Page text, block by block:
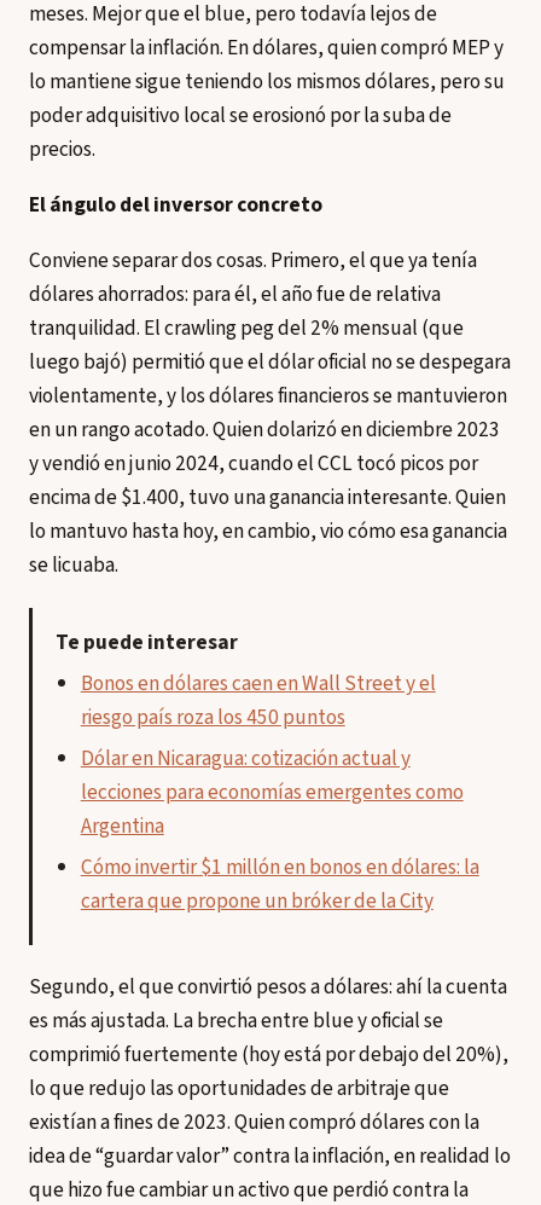
meses. Mejor que el blue, pero todavía lejos de
compensar la inflación. En dólares, quien compró MEP y
lo mantiene sigue teniendo los mismos dólares, pero su
poder adquisitivo local se erosionó por la suba de
precios.
El ángulo del inversor concreto
Conviene separar dos cosas. Primero, el que ya tenía
dólares ahorrados: para él, el año fue de relativa
tranquilidad. El crawling peg del 2% mensual (que
luego bajó) permitió que el dólar oficial no se despegara
violentamente, y los dólares financieros se mantuvieron
en un rango acotado. Quien dolarizó en diciembre 2023
y vendió en junio 2024, cuando el CCL tocó picos por
encima de $1.400, tuvo una ganancia interesante. Quien
lo mantuvo hasta hoy, en cambio, vio cómo esa ganancia
se licuaba.
Te puede interesar
Bonos en dólares caen en Wall Street y el
riesgo país roza los 450 puntos
Dólar en Nicaragua: cotización actual y
lecciones para economías emergentes como
Argentina
Cómo invertir $1 millón en bonos en dólares: la
cartera que propone un bróker de la City
Segundo, el que convirtió pesos a dólares: ahí la cuenta
es más ajustada. La brecha entre blue y oficial se
comprimió fuertemente (hoy está por debajo del 20%),
lo que redujo las oportunidades de arbitraje que
existían a fines de 2023. Quien compró dólares con la
idea de “guardar valor” contra la inflación, en realidad lo
que hizo fue cambiar un activo que perdió contra la